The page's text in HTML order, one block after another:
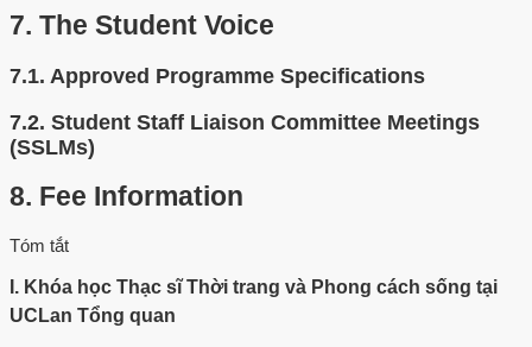
7. The Student Voice
7.1. Approved Programme Specifications
7.2. Student Staff Liaison Committee Meetings
(SSLMs)
8. Fee Information
Tóm tắt
I. Khóa học Thạc sĩ Thời trang và Phong cách sống tại
UCLan Tổng quan